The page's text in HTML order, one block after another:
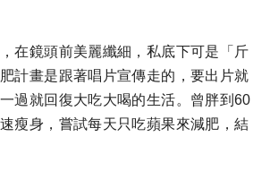
在鏡頭前美麗纖細，私底下可是「斤
計畫是跟著唱片宣傳走的，要出片就
過就回復大吃大喝的生活。曾胖到60
瘦身，嘗試每天只吃蘋果來減肥，結